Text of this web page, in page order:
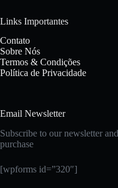
Links Importantes
Contato
Sobre Nós
Termos & Condições
Política de Privacidade
Email Newsletter
Subscribe to our newsletter
purchase
[wpforms id=”320″]